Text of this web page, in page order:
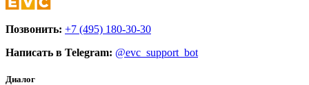
Позвонить: +7 (495) 180-30-30
Написать в Telegram: @evc_support_bot
Диалог